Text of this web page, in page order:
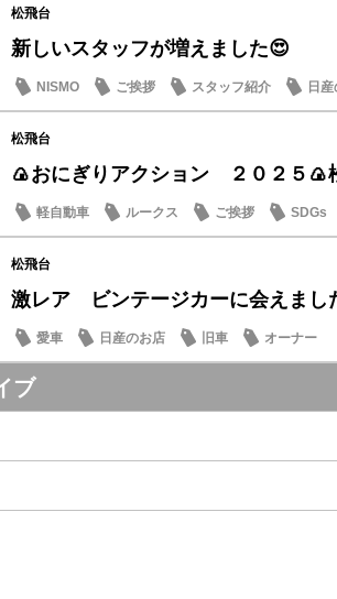
松飛台
新しいスタッフが増えました😍
NISMO ご挨拶 スタッフ紹介 日
松飛台
🍙おにぎりアクション ２０２５🍙
軽自動車 ルークス ご挨拶 SDGs
松飛台
激レア ビンテージカーに会えまし
愛車 日産のお店 旧車 オーナー
ブ